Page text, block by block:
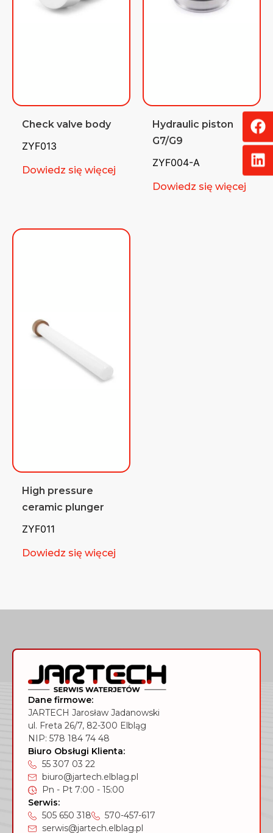
Check valve body
ZYF013
Dowiedz się więcej
Hydraulic piston
G7/G9
ZYF004-A
Dowiedz się więcej
High pressure
ceramic plunger
ZYF011
Dowiedz się więcej
Dane firmowe:
JARTECH Jarosław Jadanowski
ul. Freta 26/7, 82-300 Elbląg
NIP: 578 184 74 48
Biuro Obsługi Klienta:
55 307 03 22
biuro@jartech.elblag.pl
Pn - Pt 7:00 - 15:00
Serwis:
505 650 318
570-457-617
serwis@jartech.elblag.pl